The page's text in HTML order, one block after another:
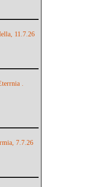
11.7.26
.
7.7.26